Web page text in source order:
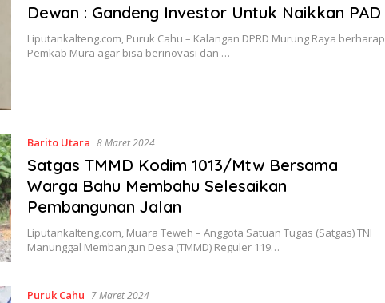
Dewan : Gandeng Investor Untuk Naikkan PAD
Liputankalteng.com, Puruk Cahu – Kalangan DPRD Murung Raya berharap
Pemkab Mura agar bisa berinovasi dan …
Barito Utara 8 Maret 2024
Satgas TMMD Kodim 1013/Mtw Bersama
Warga Bahu Membahu Selesaikan
Pembangunan Jalan
Liputankalteng.com, Muara Teweh – Anggota Satuan Tugas (Satgas) TNI
Manunggal Membangun Desa (TMMD) Reguler 119…
Puruk Cahu 7 Maret 2024